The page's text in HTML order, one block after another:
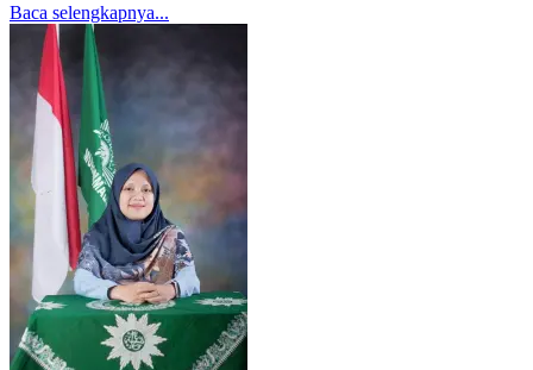
Baca selengkapnya...